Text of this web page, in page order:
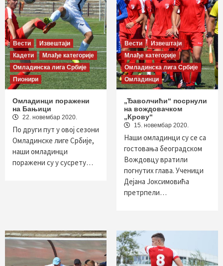
Вести
Извештаји
Кадети
Млађе категорије
Омладинска лига Србије
Пионири
Омладинци поражени
на Бањици
22. новембар 2020.
По други пут у овој сезони
Омладинске лиге Србије,
наши омладинци
поражени су у сусрету…
Вести
Извештаји
Млађе категорије
Омладинска лига Србије
Омладинци
„Ђаволчићи“ посрнули
на вождовачком
„Крову“
15. новембар 2020.
Наши омладинци су се са
гостовања београдском
Вождовцу вратили
погнутих глава. Ученици
Дејана Јоксимовића
претрпели…